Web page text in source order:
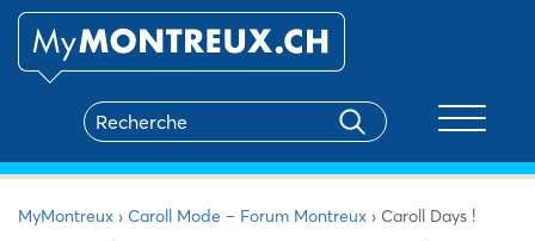
MyMontreux › Caroll Mode – Forum Montreux › Caroll Days !